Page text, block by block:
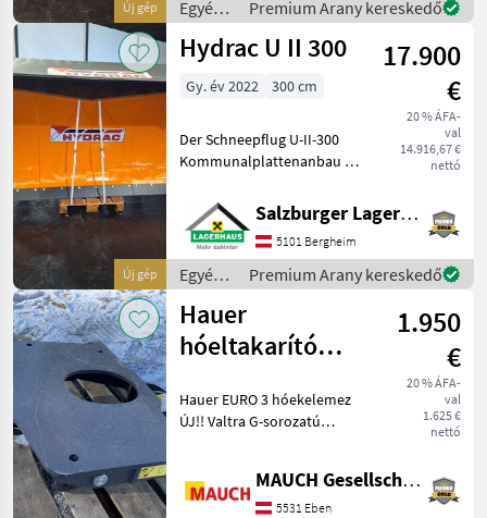
Új gép
Räumverhalten bei
anspruchsvo
Egyéb
traktor
tartozékok
Kahlbacher
Premium Arany kereskedő
Új gép
Hydrac U II 300
17.900
€
20 % ÁFA-
val
14.916,67 €
nettó
Gy. év 2022 300 cm
Der Schneepflug U-II-300
Kommunalplattenanbau -
Ausweichparabolik, ist
optimal geeignet für
professionelle
Schneeräumung in höheren
Lagern für größer
Salzburger Lagerhaus-Technik
5101 Bergheim
Egyéb
traktor
tartozékok
/
Hydrac
Premium Arany kereskedő
Hauer
hóeltakarító
1.950
€
20 % ÁFA-
val
1.625 €
nettó
Hauer EURO 3 hóekelemez
ÚJ!! Valtra G-sorozatú
lemez raktáron van
MAUCH Gesellschaft m.b.H. & Co.KG, Eben
5531 Eben